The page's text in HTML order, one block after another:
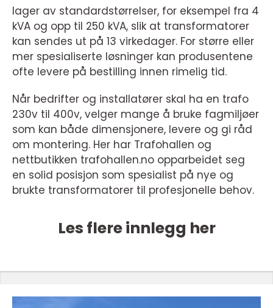
lager av standardstørrelser, for eksempel fra 4
kVA og opp til 250 kVA, slik at transformatorer
kan sendes ut på 13 virkedager. For større eller
mer spesialiserte løsninger kan produsentene
ofte levere på bestilling innen rimelig tid.
Når bedrifter og installatører skal ha en trafo
230v til 400v, velger mange å bruke fagmiljøer
som kan både dimensjonere, levere og gi råd
om montering. Her har Trafohallen og
nettbutikken trafohallen.no opparbeidet seg
en solid posisjon som spesialist på nye og
brukte transformatorer til profesjonelle behov.
Les flere innlegg her